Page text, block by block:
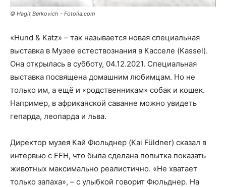
© Hagit Berkovich - Fotolia.com
«Hund & Katz» – так называется новая специальная
выставка в Музее естествознания в Касселе (Kassel).
Она открылась в субботу, 04.12.2021. Специальная
выставка посвящена домашним любимцам. Но не
только им, а ещё и «родственникам» собак и кошек.
Например, в африканской саванне можно увидеть
гепарда, леопарда и льва.
Директор музея Кай Фюльднер (Kai Füldner) сказал в
интервью с FFH, что была сделана попытка показать
животных максимально реалистично. «Не хватает
только запаха», – с улыбкой говорит Фюльднер. На